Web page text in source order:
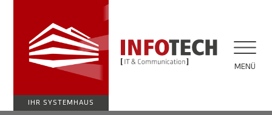
IHR SYSTEMHAUS
MENÜ